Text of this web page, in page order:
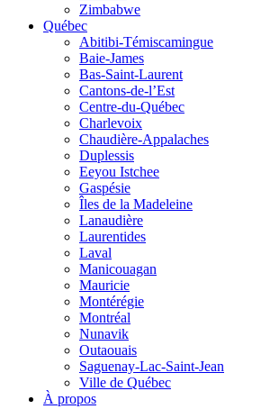
Zimbabwe
Québec
Abitibi-Témiscamingue
Baie-James
Bas-Saint-Laurent
Cantons-de-l’Est
Centre-du-Québec
Charlevoix
Chaudière-Appalaches
Duplessis
Eeyou Istchee
Gaspésie
Îles de la Madeleine
Lanaudière
Laurentides
Laval
Manicouagan
Mauricie
Montérégie
Montréal
Nunavik
Outaouais
Saguenay-Lac-Saint-Jean
Ville de Québec
À propos